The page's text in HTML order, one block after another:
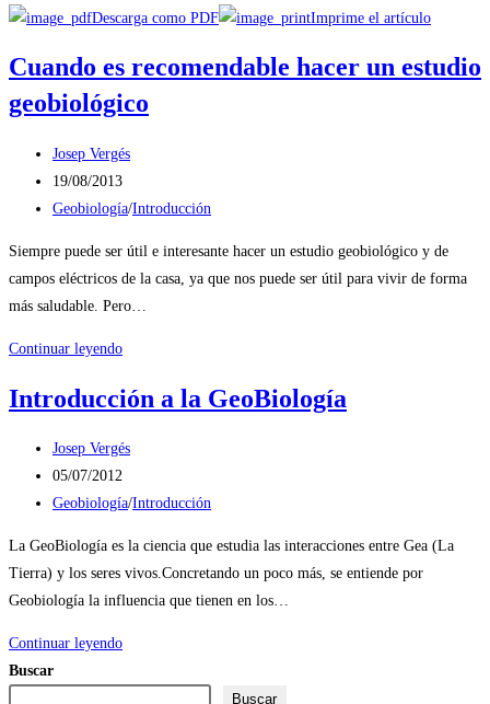
Descarga como PDF Imprime el artículo
Cuando es recomendable hacer un estudio
geobiológico
Autor
de
la
Josep Vergés
Publicación
de
entrada:
19/08/2013
Categoría
Geobiología/Introducción
Siempre puede ser útil e interesante hacer un estudio geobiológico y de
campos eléctricos de la casa, ya que nos puede ser útil para vivir de forma
más saludable. Pero…
Continuar leyendoCuando
recomendable
un
estudio
geobiológico
Introducción a la GeoBiología
Autor
de
la
Josep Vergés
Publicación
de
entrada:
05/07/2012
Categoría
entrada:
Geobiología/Introducción
La GeoBiología es la ciencia que estudia las interacciones entre Gea (La
Tierra) y los seres vivos.Concretando un poco más, se entiende por
Geobiología la influencia que tienen en los…
Continuar leyendoIntroducción
Buscar
Buscar